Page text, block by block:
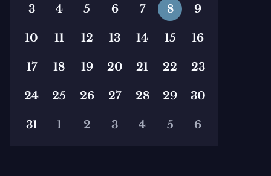
3 4 5 6 7 8 9
10 11 12 13 14 15 16
17 18 19 20 21 22 23
24 25 26 27 28 29 30
31 1 2 3 4 5 6